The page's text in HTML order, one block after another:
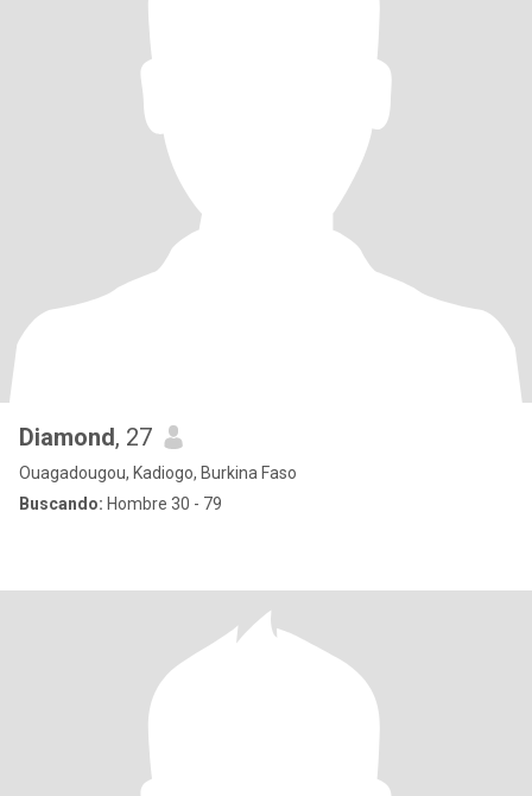
Diamond, 27
Ouagadougou, Kadiogo, Burkina Faso
Buscando: Hombre 30 - 79